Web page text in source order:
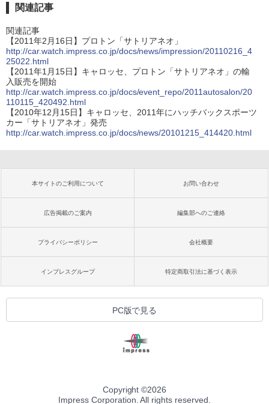
関連記事
関連記事
【2011年2月16日】プロトン「サトリアネオ」
http://car.watch.impress.co.jp/docs/news/impression/20110216_4
25022.html
【2011年1月15日】キャロッセ、プロトン「サトリアネオ」の輸
入販売を開始
http://car.watch.impress.co.jp/docs/event_repo/2011autosalon/20
110115_420492.html
【2010年12月15日】キャロッセ、2011年にハッチバックスポーツ
カー「サトリアネオ」発売
http://car.watch.impress.co.jp/docs/news/20101215_414420.html
本サイトのご利用について お問い合わせ
広告掲載のご案内 編集部へのご連絡
プライバシーポリシー 会社概要
インプレスグループ 特定商取引法に基づく表示
PC版で見る
Copyright ©2026
Impress Corporation. All rights reserved.